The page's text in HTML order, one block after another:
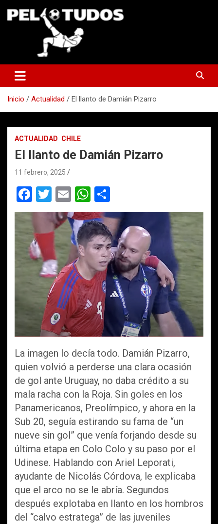
Inicio Actualidad El llanto de Damián Pizarro
ACTUALIDAD CHILE
El llanto de Damián Pizarro
11 febrero, 2025
F
a
b
o
o
k
T
wi
tt
er
E
m
ail
W
h
at
s
A
p
p
o
m
p
ar
tir
La imagen lo decía todo. Damián Pizarro,
quien volvió a perderse una clara ocasión
de gol ante Uruguay, no daba crédito a su
mala racha con la Roja. Sin goles en los
Panamericanos, Preolímpico, y ahora en la
Sub 20, seguía estirando su fama de “un
nueve sin gol” que venía forjando desde su
última etapa en Colo Colo y su paso por el
Udinese. Hablando con Ariel Leporati,
ayudante de Nicolás Córdova, le explicaba
que el arco no se le abría. Segundos
después explotaba en llanto en los hombros
del “calvo estratega” de las juveniles